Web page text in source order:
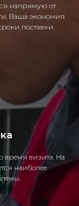
напрямую от
Ваша экономия
поставки.
время визита. На
наиболее